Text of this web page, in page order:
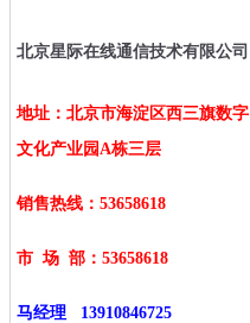
北京星际在线通信技术有限公司
地址：北京市海淀区西三旗数字
文化产业园A栋三层
销售热线：53658618
市 场 部： 53658618
马经理 13910846725